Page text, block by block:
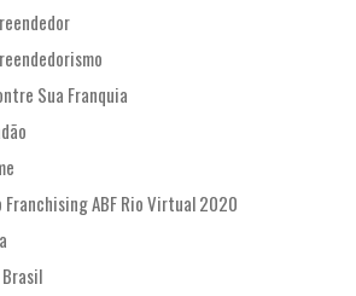
Sua Franquia
Franchising ABF Rio Virtual 2020
Brasil